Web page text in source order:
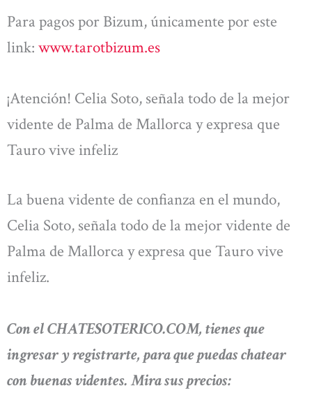
Para pagos por Bizum, únicamente por este
link: www.tarotbizum.es
¡Atención! Celia Soto, señala todo de la mejor
vidente de Palma de Mallorca y expresa que
Tauro vive infeliz
La buena vidente de confianza en el mundo,
Celia Soto, señala todo de la mejor vidente de
Palma de Mallorca y expresa que Tauro vive
infeliz.
Con el CHATESOTERICO.COM, tienes que
ingresar y registrarte, para que puedas chatear
con buenas videntes. Mira sus precios: